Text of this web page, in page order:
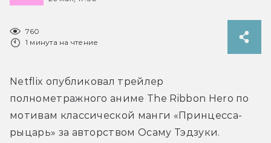
760
1 минута на чтение
Netflix опубликовал трейлер
полнометражного аниме The Ribbon Hero по
мотивам классической манги «Принцесса-
рыцарь» за авторством Осаму Тэдзуки.